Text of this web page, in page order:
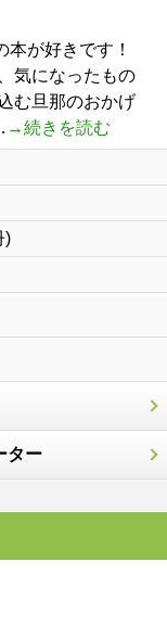
が好きです！
気になったもの
む旦那のおかげ
→続きを読む
)
ター